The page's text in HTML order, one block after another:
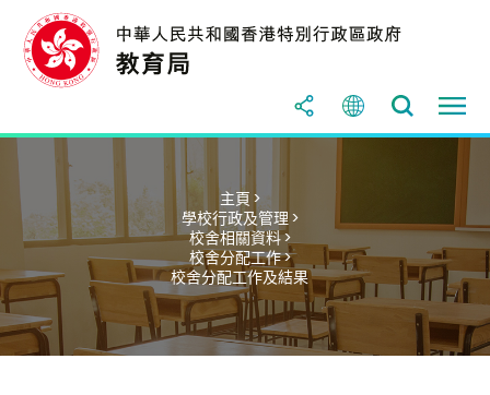
主頁 >
學校行政及管理 >
校舍相關資料 >
校舍分配工作 >
校舍分配工作及結果